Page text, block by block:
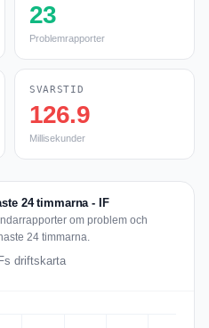
23
Problemrapporter
SVARSTID
126.9
Millisekunder
24 timmarna - IF
om problem och
24 timmarna.
driftskarta